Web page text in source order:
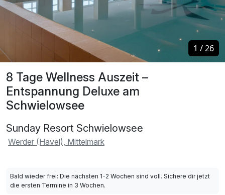
8 Tage Wellness Auszeit –
Entspannung Deluxe am
Schwielowsee
Sunday Resort Schwielowsee
Werder (Havel), Mittelmark
1 /26
1 /26
Bald wieder frei: Die nächsten 1-2 Wochen sind voll. Sichere dir jetzt
die ersten Termine in 3 Wochen.